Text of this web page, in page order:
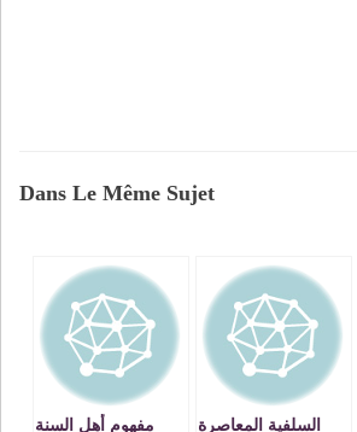
Dans Le Même Sujet
السلفية المعاصرة
مفهوم أهل السنة